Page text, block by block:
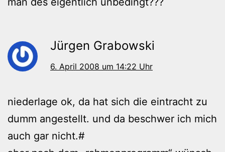
Jürgen Grabowski
6. April 2008 um 14:22 Uhr
niederlage ok, da hat sich die eintracht zu
dumm angestellt. und da beschwer ich mich
auch gar nicht.#